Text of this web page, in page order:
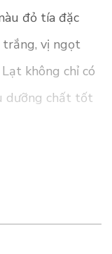
đỏ tía đặc
trắng, vị ngọt
không chỉ có
dưỡng chất tốt
cấp tuyệt
vitamin C,